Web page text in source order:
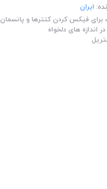
ایران
فیکس کردن کتترها و پانسمان
اندازه های دلخواه